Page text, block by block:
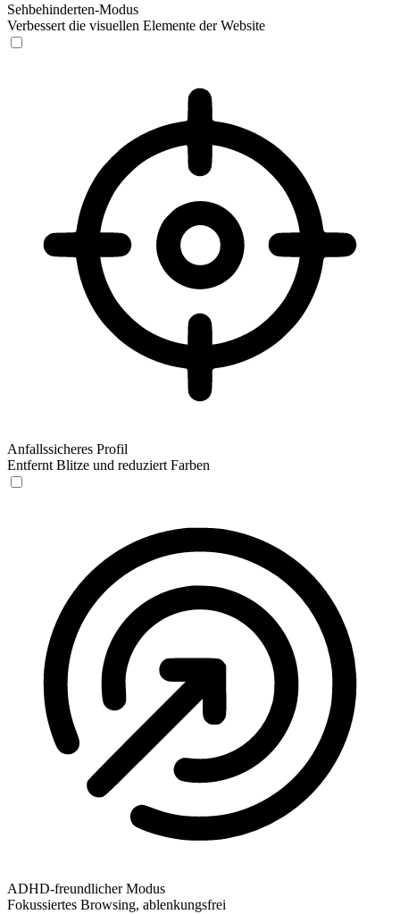
Sehbehinderten-Modus
Verbessert die visuellen Elemente der Website
Anfallssicheres Profil
Entfernt Blitze und reduziert Farben
ADHD-freundlicher Modus
Fokussiertes Browsing, ablenkungsfrei